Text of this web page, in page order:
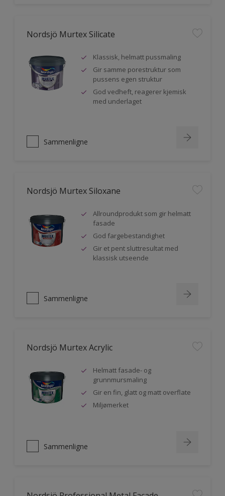
Nordsjö Murtex Silicate
Klassisk, helmatt pussmaling
Gir samme porestruktur som
pussens egen struktur
God vedheft, reagerer kjemisk
med underlaget
Sammenligne
Nordsjö Murtex Siloxane
Allroundprodukt som gir helmatt
fasade
God fargebestandighet
Gir et pent sluttresultat med
klassisk utseende
Sammenligne
Nordsjö Murtex Acrylic
Helmatt fasade- og
grunnmursmaling
Gir en fin, glatt og matt overflate
Miljømerket
Sammenligne